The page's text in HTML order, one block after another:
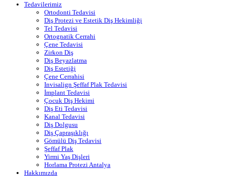
Tedavilerimiz
Ortodonti Tedavisi
Diş Protezi ve Estetik Diş Hekimliği
Tel Tedavisi
Ortognatik Cerrahi
Çene Tedavisi
Zirkon Diş
Diş Beyazlatma
Diş Estetiği
Çene Cerrahisi
Invisalign Şeffaf Plak Tedavisi
İmplant Tedavisi
Çocuk Diş Hekimi
Diş Eti Tedavisi
Kanal Tedavisi
Diş Dolgusu
Diş Çapraşıklığı
Gömülü Diş Tedavisi
Şeffaf Plak
Yirmi Yaş Dişleri
Horlama Protezi Antalya
Hakkımızda